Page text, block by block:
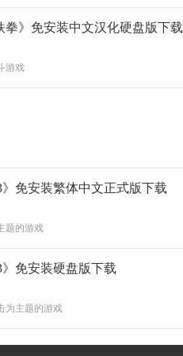
拳》免安装中文汉化硬盘版下载
游戏
》免安装繁体中文正式版下载
题的游戏
》免安装硬盘版下载
为主题的游戏